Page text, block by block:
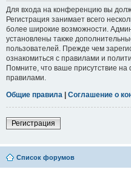
Для входа на конференцию вы
Регистрация занимает всего
более широкие возможности.
установлены также
пользователей. Прежде чем
ознакомиться с правилами и
Помните, что ваше присутствие на
правилами.
Общие правила | Соглашение о
Регистрация
Список форумов